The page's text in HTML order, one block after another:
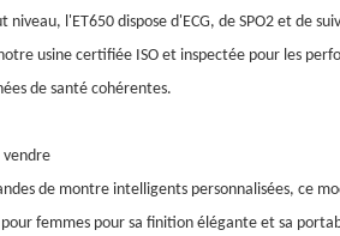
l'ET650 dispose d'ECG, de SPO2 et de
usine certifiée ISO et inspectée pour les
de santé cohérentes.
vendre
de montre intelligents personnalisées, ce
femmes pour sa finition élégante et sa